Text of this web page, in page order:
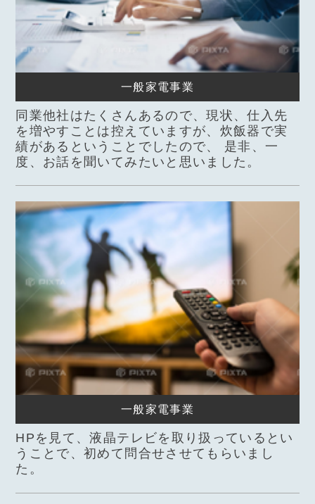
一般家電事業
同業他社はたくさんあるので、現状、仕入先
を増やすことは控えていますが、炊飯器で実
績があるということでしたので、 是非、一
度、お話を聞いてみたいと思いました。
一般家電事業
HPを見て、液晶テレビを取り扱っているとい
うことで、初めて問合せさせてもらいまし
た。